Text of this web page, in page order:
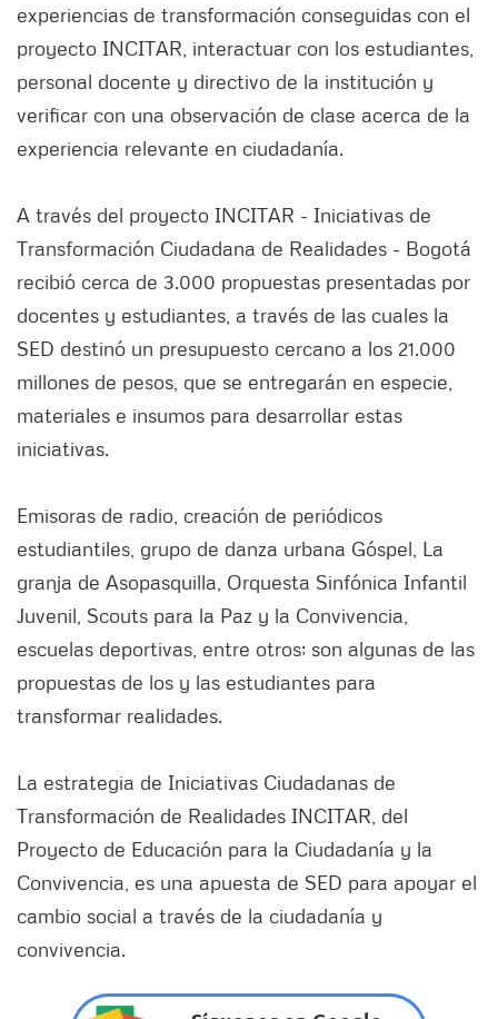
experiencias de transformación conseguidas con el
proyecto INCITAR, interactuar con los estudiantes,
personal docente y directivo de la institución y
verificar con una observación de clase acerca de la
experiencia relevante en ciudadanía.
A través del proyecto INCITAR - Iniciativas de
Transformación Ciudadana de Realidades - Bogotá
recibió cerca de 3.000 propuestas presentadas por
docentes y estudiantes, a través de las cuales la
SED destinó un presupuesto cercano a los 21.000
millones de pesos, que se entregarán en especie,
materiales e insumos para desarrollar estas
iniciativas.
Emisoras de radio, creación de periódicos
estudiantiles, grupo de danza urbana Góspel, La
granja de Asopasquilla, Orquesta Sinfónica Infantil
Juvenil, Scouts para la Paz y la Convivencia,
escuelas deportivas, entre otros; son algunas de las
propuestas de los y las estudiantes para
transformar realidades.
La estrategia de Iniciativas Ciudadanas de
Transformación de Realidades INCITAR, del
Proyecto de Educación para la Ciudadanía y la
Convivencia, es una apuesta de SED para apoyar el
cambio social a través de la ciudadanía y
convivencia.